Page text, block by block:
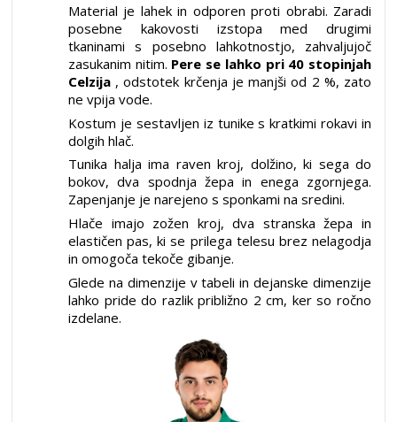
Material je lahek in odporen proti obrabi. Zaradi
posebne kakovosti izstopa med drugimi
tkaninami s posebno lahkotnostjo, zahvaljujoč
zasukanim nitim. Pere se lahko pri 40 stopinjah
Celzija , odstotek krčenja je manjši od 2 %, zato
ne vpija vode.
Kostum je sestavljen iz tunike s kratkimi rokavi in
dolgih hlač.
Tunika halja ima raven kroj, dolžino, ki sega do
bokov, dva spodnja žepa in enega zgornjega.
Zapenjanje je narejeno s sponkami na sredini.
Hlače imajo zožen kroj, dva stranska žepa in
elastičen pas, ki se prilega telesu brez nelagodja
in omogoča tekoče gibanje.
Glede na dimenzije v tabeli in dejanske dimenzije
lahko pride do razlik približno 2 cm, ker so ročno
izdelane.